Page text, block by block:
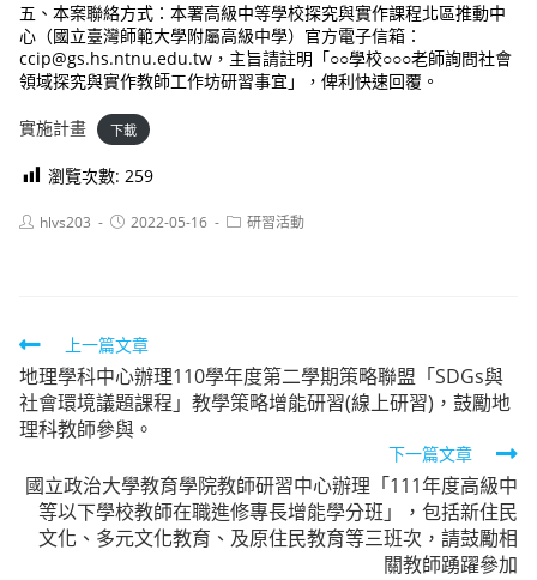
五、本案聯絡方式：本署高級中等學校探究與實作課程北區推動中
心（國立臺灣師範大學附屬高級中學）官方電子信箱：
ccip@gs.hs.ntnu.edu.tw，主旨請註明「○○學校○○○老師詢問社會
領域探究與實作教師工作坊研習事宜」，俾利快速回覆。
實施計畫 下載
瀏覽次數: 259
Posthlvs203
Post2022-05-16
Post研習活動
Read
more
articles
上一篇文章
地理學科中心辦理110學年度第二學期策略聯盟「SDGs與
社會環境議題課程」教學策略增能研習(線上研習)，鼓勵地
理科教師參與。
下一篇文章
國立政治大學教育學院教師研習中心辦理「111年度高級中
等以下學校教師在職進修專長增能學分班」，包括新住民
文化、多元文化教育、及原住民教育等三班次，請鼓勵相
關教師踴躍參加